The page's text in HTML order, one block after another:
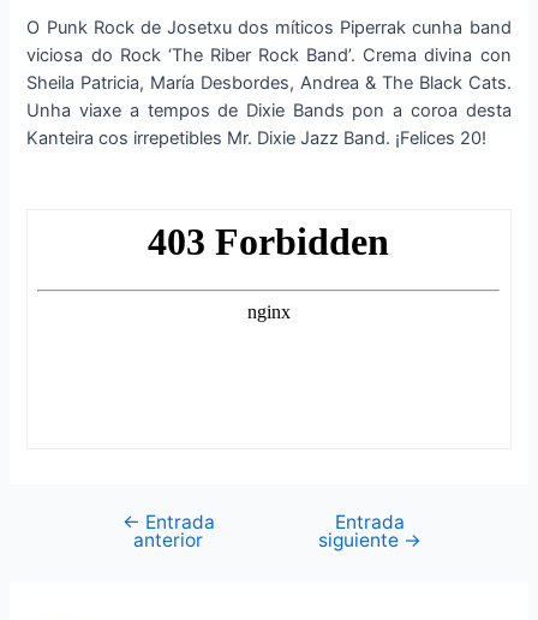
O Punk Rock de Josetxu dos míticos Piperrak cunha band
viciosa do Rock ‘The Riber Rock Band’. Crema divina con
Sheila Patricia, María Desbordes, Andrea & The Black Cats.
Unha viaxe a tempos de Dixie Bands pon a coroa desta
Kanteira cos irrepetibles Mr. Dixie Jazz Band. ¡Felices 20!
Navegación
← Entrada
anterior
Entrada
siguiente →